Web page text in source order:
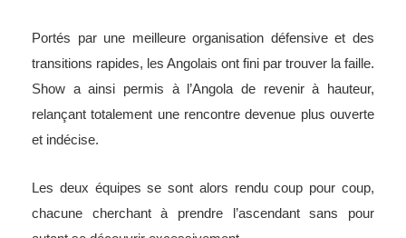
Portés par une meilleure organisation défensive et des
transitions rapides, les Angolais ont fini par trouver la faille.
Show a ainsi permis à l’Angola de revenir à hauteur,
relançant totalement une rencontre devenue plus ouverte
et indécise.
Les deux équipes se sont alors rendu coup pour coup,
chacune cherchant à prendre l’ascendant sans pour